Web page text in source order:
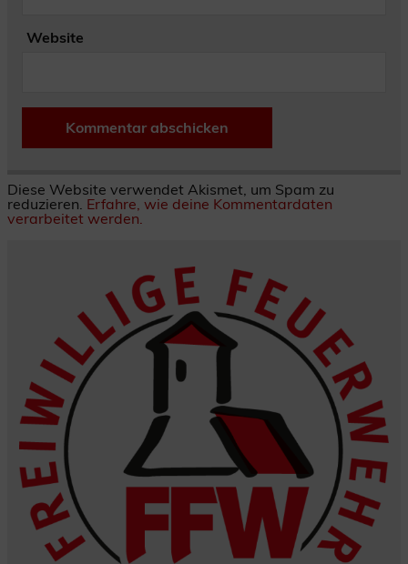
Website
Diese Website verwendet Akismet, um Spam zu
reduzieren. Erfahre, wie deine Kommentardaten
verarbeitet werden.